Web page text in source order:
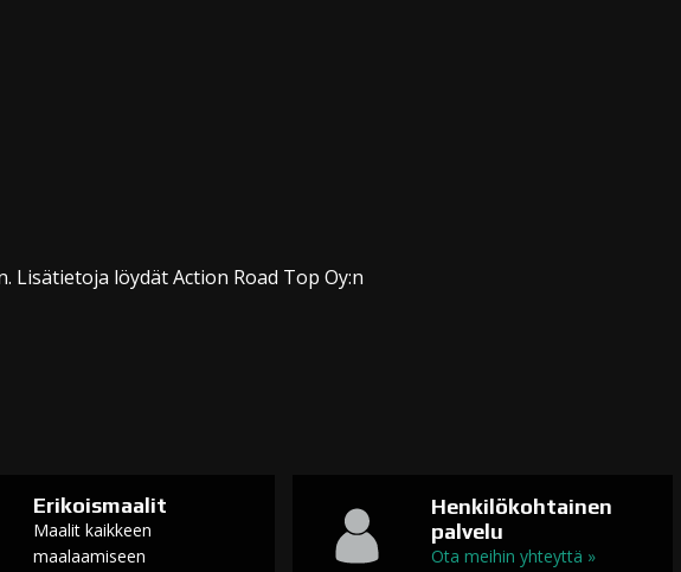
löydät Action Road Top Oy:n
Erikoismaalit
Maalit kaikkeen
maalaamiseen
Henkilökohtainen
palvelu
Ota meihin yhteyttä »